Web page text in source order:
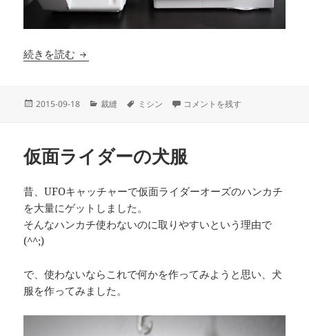
続きを読む 愛用のミシン（Husqvarna EMERALD 118 と
投
2015-09-18
カ
ー
裁縫
タ
ミシン 愛用のミシン（Husqvarna
コメントを残す
仮面ライダーの犬服
昔、UFOキャッチャーで仮面ライダーオーズのハンカチ
を大量にゲットしました。
そんなハンカチ使わないのに取りやすいという理由で
(^^;)
で、使わないならこれで何かを作ってみようと思い、犬
服を作ってみました。